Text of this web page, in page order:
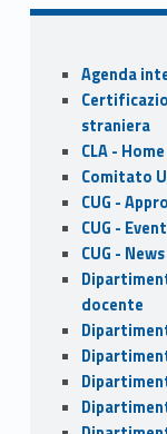
b
o
o
k
d
o
n
Sidebar
Agenda
straniera
CLA -
Comitato
CUG -
CUG -
CUG - News
docente